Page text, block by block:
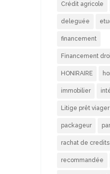
Crédit agricole
deleguée
financement
Financement
HONIRAIRE
immobilier
Litige prêt
packageur
rachat de credits
recommandée